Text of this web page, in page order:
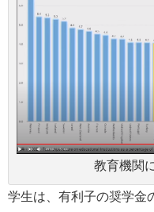
教育機関
学生は、有利子の奨学金